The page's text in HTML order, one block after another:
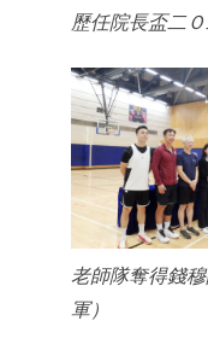
歷任院長盃二
老師隊奪得錢
軍）